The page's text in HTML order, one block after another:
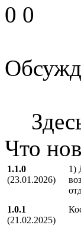
0 0
Что
1.1.0
(23.01.2026)
1)
1.0.1
(21.02.2025)